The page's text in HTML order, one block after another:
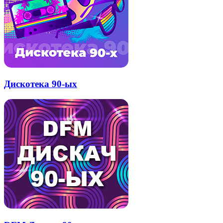
Дискотека 90-ых